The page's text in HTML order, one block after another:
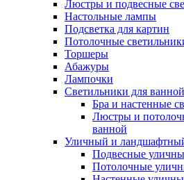
Люстры и подвесные
Настольные лампы
Подсветка для картин
Потолочные
Торшеры
Абажуры
Лампочки
Светильники для ванной
Бра и настенные
Люстры и
ванной
Уличный и
Подвесные
Потолочные